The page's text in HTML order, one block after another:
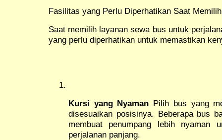
Fasilitas yang Perlu Diperhatikan Saat
Saat memilih layanan sewa bus untuk
yang perlu diperhatikan untuk memastikan
Kursi yang Nyaman Pilih bus yang
disesuaikan posisinya. Beberapa bus
membuat penumpang lebih nyaman
perjalanan panjang.